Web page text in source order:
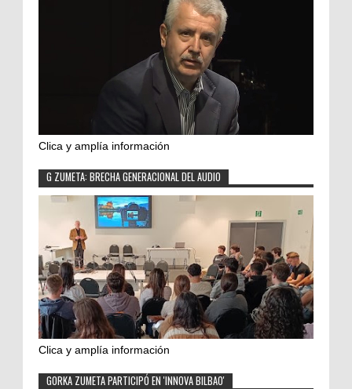
Clica y amplía información
G ZUMETA: BRECHA GENERACIONAL DEL AUDIO
Clica y amplía información
GORKA ZUMETA PARTICIPÓ EN 'INNOVA BILBAO'